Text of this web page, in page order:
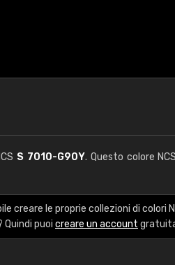
S 7010-G90Y. Questo colore
creare le proprie collezioni di colori
Quindi puoi creare un account